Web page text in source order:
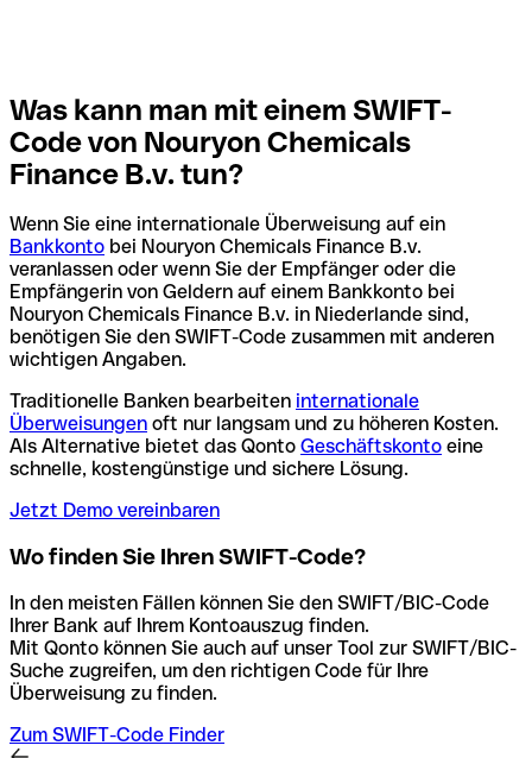
Was kann man mit einem SWIFT-
Code von Nouryon Chemicals
Finance B.v. tun?
Wenn Sie eine internationale Überweisung auf ein
Bankkonto bei Nouryon Chemicals Finance B.v.
veranlassen oder wenn Sie der Empfänger oder die
Empfängerin von Geldern auf einem Bankkonto bei
Nouryon Chemicals Finance B.v. in Niederlande sind,
benötigen Sie den SWIFT-Code zusammen mit anderen
wichtigen Angaben.
Traditionelle Banken bearbeiten internationale
Überweisungen oft nur langsam und zu höheren Kosten.
Als Alternative bietet das Qonto Geschäftskonto eine
schnelle, kostengünstige und sichere Lösung.
Jetzt Demo vereinbaren
Wo finden Sie Ihren SWIFT-Code?
In den meisten Fällen können Sie den SWIFT/BIC-Code
Ihrer Bank auf Ihrem Kontoauszug finden.
Mit Qonto können Sie auch auf unser Tool zur SWIFT/BIC-
Suche zugreifen, um den richtigen Code für Ihre
Überweisung zu finden.
Zum SWIFT-Code Finder